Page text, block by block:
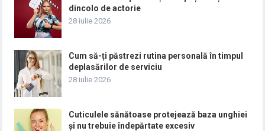
dincolo de actorie
28 iulie 2026
Cum să-ți păstrezi rutina personală în timpul
deplasărilor de serviciu
28 iulie 2026
Cuticulele sănătoase protejează baza unghiei
și nu trebuie îndepărtate excesiv